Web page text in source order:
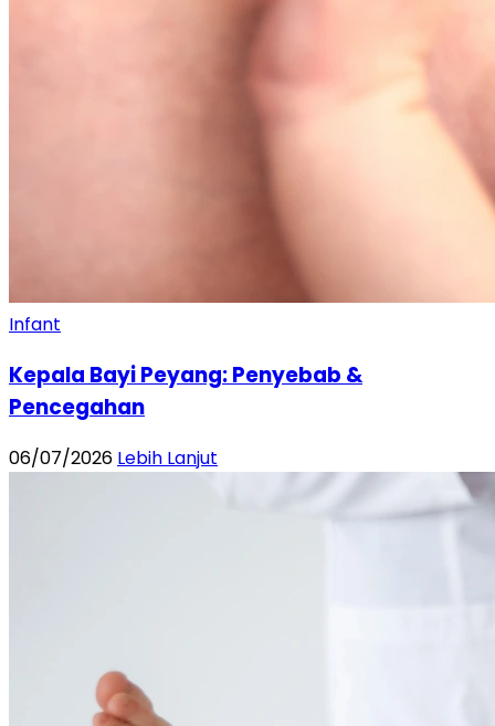
Infant
Kepala Bayi Peyang: Penyebab &
Pencegahan
06/07/2026 Lebih Lanjut